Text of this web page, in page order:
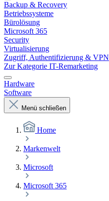
Backup & Recovery
Betriebssysteme
Bürolösung
Microsoft 365
Security
Virtualisierung
Zugriff, Authentifizierung & VPN
Zur Kategorie IT-Remarketing
Hardware
Software
Menü schließen
Home
Markenwelt
Microsoft
Microsoft 365